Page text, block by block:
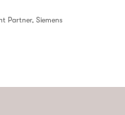
Partner, Siemens